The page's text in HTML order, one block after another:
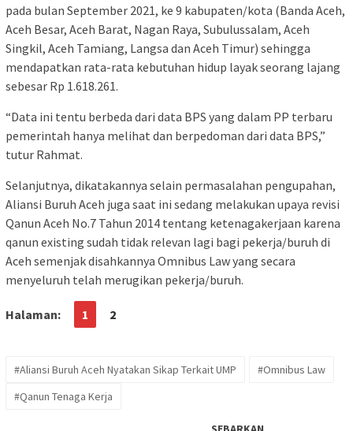
pada bulan September 2021, ke 9 kabupaten/kota (Banda Aceh,
Aceh Besar, Aceh Barat, Nagan Raya, Subulussalam, Aceh
Singkil, Aceh Tamiang, Langsa dan Aceh Timur) sehingga
mendapatkan rata-rata kebutuhan hidup layak seorang lajang
sebesar Rp 1.618.261.
“Data ini tentu berbeda dari data BPS yang dalam PP terbaru
pemerintah hanya melihat dan berpedoman dari data BPS,”
tutur Rahmat.
Selanjutnya, dikatakannya selain permasalahan pengupahan,
Aliansi Buruh Aceh juga saat ini sedang melakukan upaya revisi
Qanun Aceh No.7 Tahun 2014 tentang ketenagakerjaan karena
qanun existing sudah tidak relevan lagi bagi pekerja/buruh di
Aceh semenjak disahkannya Omnibus Law yang secara
menyeluruh telah merugikan pekerja/buruh.
Halaman: 1 2
#Aliansi Buruh Aceh Nyatakan Sikap Terkait UMP
#Omnibus Law
#Qanun Tenaga Kerja